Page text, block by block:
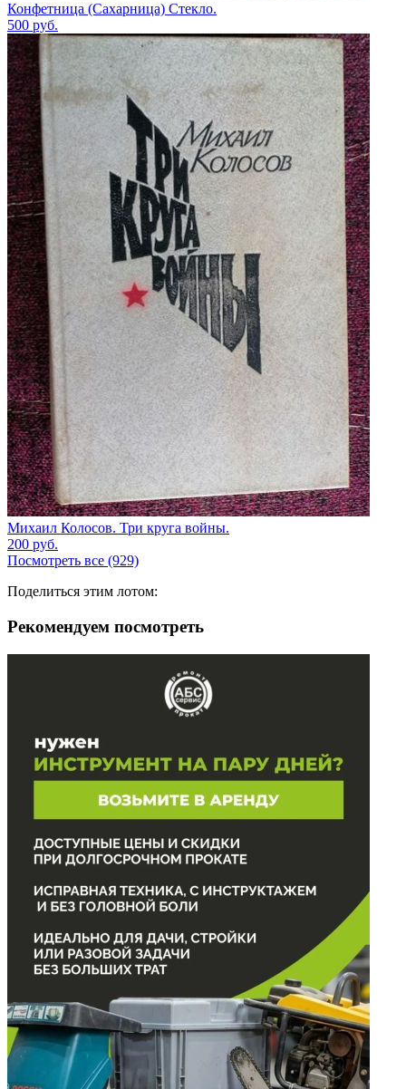
Конфетница (Сахарница) Стекло.
500 руб.
Михаил Колосов. Три круга войны.
200 руб.
Посмотреть все (929)
Поделиться этим лотом:
Рекомендуем посмотреть